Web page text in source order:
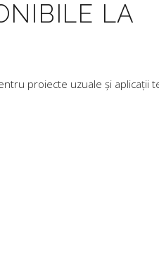
LA
proiecte uzuale și aplicații